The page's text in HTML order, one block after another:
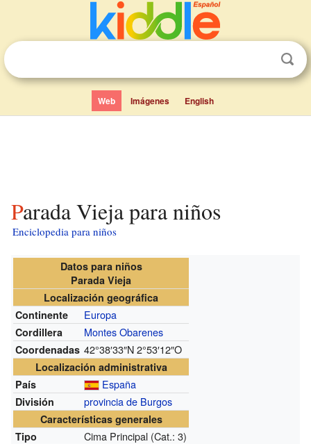
Web Imágenes English
Parada Vieja para niños
Enciclopedia para niños
Datos para niños
Parada Vieja
Localización geográfica
Continente
Europa
Cordillera Montes Obarenes
Coordenadas 42°38′33″N2°53′12″O
Localización administrativa
País
España
División provincia de Burgos
Características generales
Tipo
Cima Principal (Cat.: 3)